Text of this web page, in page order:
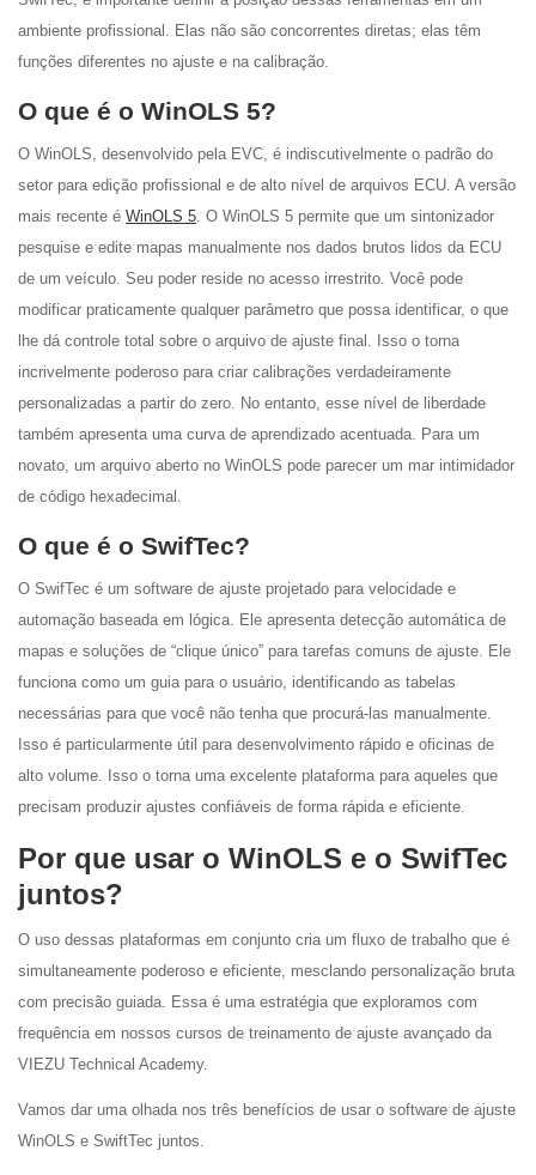
ambiente profissional. Elas não são concorrentes diretas; elas têm
funções diferentes no ajuste e na calibração.
O que é o WinOLS 5?
O WinOLS, desenvolvido pela EVC, é indiscutivelmente o padrão do
setor para edição profissional e de alto nível de arquivos ECU. A versão
mais recente é WinOLS 5. O WinOLS 5 permite que um sintonizador
pesquise e edite mapas manualmente nos dados brutos lidos da ECU
de um veículo. Seu poder reside no acesso irrestrito. Você pode
modificar praticamente qualquer parâmetro que possa identificar, o que
lhe dá controle total sobre o arquivo de ajuste final. Isso o torna
incrivelmente poderoso para criar calibrações verdadeiramente
personalizadas a partir do zero. No entanto, esse nível de liberdade
também apresenta uma curva de aprendizado acentuada. Para um
novato, um arquivo aberto no WinOLS pode parecer um mar intimidador
de código hexadecimal.
O que é o SwifTec?
O SwifTec é um software de ajuste projetado para velocidade e
automação baseada em lógica. Ele apresenta detecção automática de
mapas e soluções de “clique único” para tarefas comuns de ajuste. Ele
funciona como um guia para o usuário, identificando as tabelas
necessárias para que você não tenha que procurá-las manualmente.
Isso é particularmente útil para desenvolvimento rápido e oficinas de
alto volume. Isso o torna uma excelente plataforma para aqueles que
precisam produzir ajustes confiáveis de forma rápida e eficiente.
Por que usar o WinOLS e o SwifTec
juntos?
O uso dessas plataformas em conjunto cria um fluxo de trabalho que é
simultaneamente poderoso e eficiente, mesclando personalização bruta
com precisão guiada. Essa é uma estratégia que exploramos com
frequência em nossos cursos de treinamento de ajuste avançado da
VIEZU Technical Academy.
Vamos dar uma olhada nos três benefícios de usar o software de ajuste
WinOLS e SwiftTec juntos.